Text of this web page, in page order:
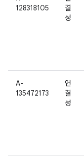
128318105
결
성
A-
135472173
연
결
성